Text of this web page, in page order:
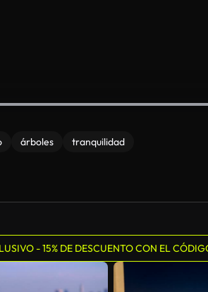
árboles
tranquilidad
- 15% DE DESCUENTO CON EL